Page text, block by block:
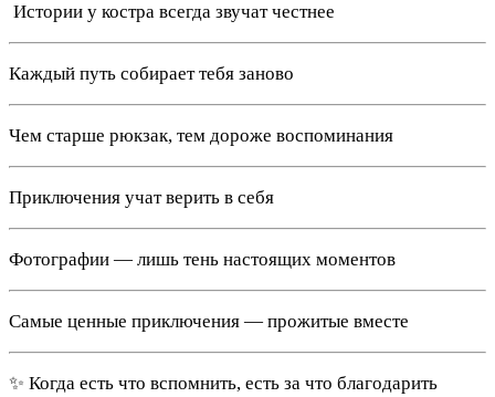
️ Истории у костра всегда звучат честнее
Каждый путь собирает тебя заново
Чем старше рюкзак, тем дороже воспоминания
Приключения учат верить в себя
Фотографии — лишь тень настоящих моментов
Самые ценные приключения — прожитые вместе
✨ Когда есть что вспомнить, есть за что благодарить